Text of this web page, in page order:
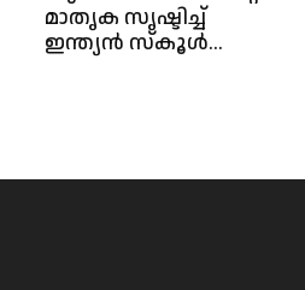
മാതൃക സൃഷ്ടിച്ച്
ഇന്ത്യൻ സ്‌കൂൾ...